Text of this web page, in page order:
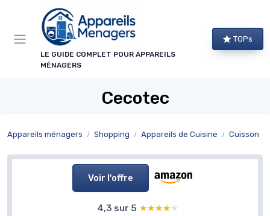
LE GUIDE COMPLET POUR APPAREILS
MÉNAGERS
TOPs
Cecotec
Appareils ménagers Shopping Appareils de Cuisine Cuisson
Voir l'offre
4,3 sur 5 ★★★★★
★★★★★
Panneau de gestion des cookies